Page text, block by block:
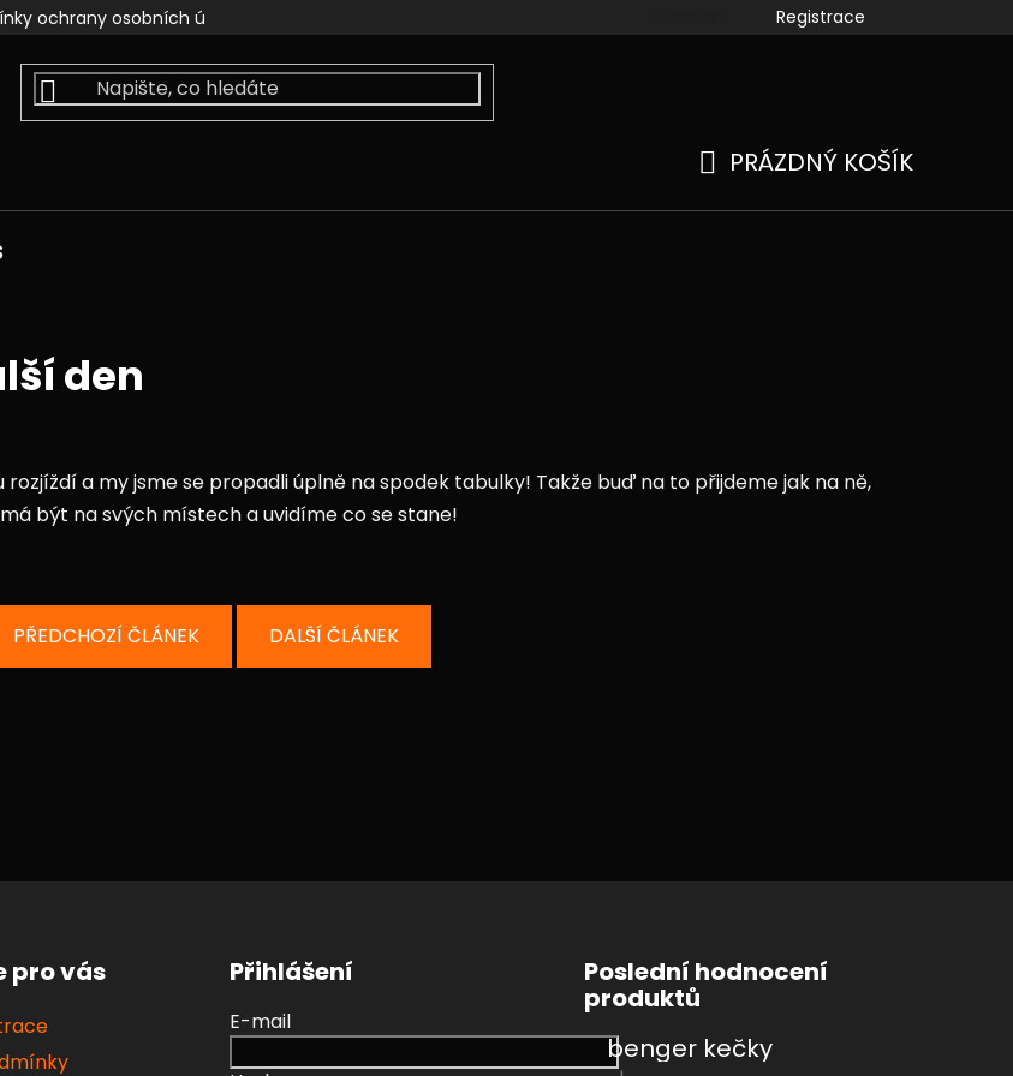
ochrany osobních údajů kamenné prodejny
Registrace
PRÁZDNÝ KOŠÍK
den
a my jsme se propadli úplně na spodek tabulky! Takže buď na to přijdeme jak na ně,
být na svých místech a uvidíme co se stane!
PŘEDCHOZÍ ČLÁNEK DALŠÍ ČLÁNEK
pro vás Přihlášení
E-mail
Poslední hodnocení
produktů
benger kečky